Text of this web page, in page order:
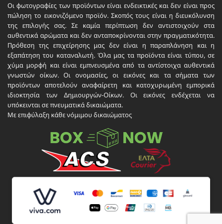
Οι φωτογραφίες των προϊόντων είναι ενδεικτικές και δεν είναι προς
πώληση το εικονιζόμενο προϊόν. Σκοπός τους είναι η διευκόλυνση
της επιλογής σας. Σε καμία περίπτωση δεν αντιστοιχούν στα
αυθεντικά αρώματα και δεν ανταποκρίνονται στην πραγματικότητα.
Πρόθεση της επιχείρησης μας δεν είναι η παραπλάνηση και η
εξαπάτηση του καταναλωτή. Όλα μας τα προϊόντα είναι τύπου, σε
χύμα μορφή και είναι εμπνευσμένα από τα αντίστοιχα αυθεντικά
γνωστών οίκων. Οι ονομασίες, οι εικόνες και τα σήματα των
προϊόντων αποτελούν αναφαίρετη και κατοχυρωμένη εμπορικά
ιδιοκτησία των Δημιουργών-Οίκων. Οι εικόνες ενδέχεται να
υπόκεινται σε πνευματικά δικαιώματα.
Με επιφύλαξη κάθε νόμιμου δικαιώματος